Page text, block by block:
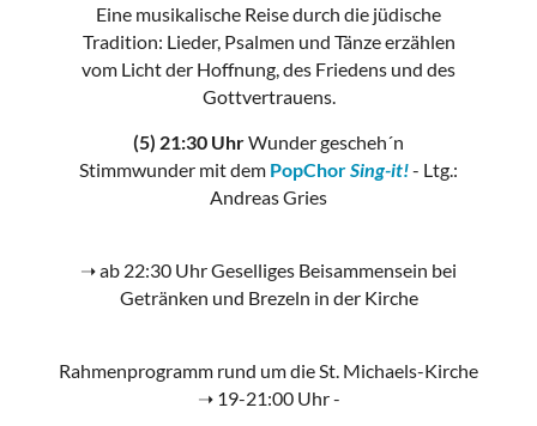
Eine musikalische Reise durch die jüdische
Tradition: Lieder, Psalmen und Tänze erzählen
vom Licht der Hoffnung, des Friedens und des
Gottvertrauens.
(5) 21:30 UhrWunder gescheh´n
Stimmwunder mit dem PopChorSing-it!- Ltg.:
Andreas Gries
➝ ab 22:30 Uhr Geselliges Beisammensein bei
Getränken und Brezeln in der Kirche
Rahmenprogramm rund um die St. Michaels-Kirche
➝ 19-21:00 Uhr -